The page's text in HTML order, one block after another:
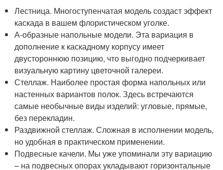
Лестница. Многоступенчатая модель создаст эффект
каскада в вашем флористическом уголке.
А-образные напольные модели. Эта вариация в
дополнение к каскадному корпусу имеет
двустороннюю позицию, что выгодно подчеркивает
визуальную картину цветочной галереи.
Стеллаж. Наиболее простая форма напольных или
настенных вариантов полок. Здесь встречаются
самые необычные виды изделий: угловые, прямые,
без перекладин.
Раздвижной стеллаж. Сложная в исполнении модель,
но удобная в практическом применении.
Подвесные качели. Мы уже упоминали эту вариацию
– на подвесных опорах укладывают горизонтальные